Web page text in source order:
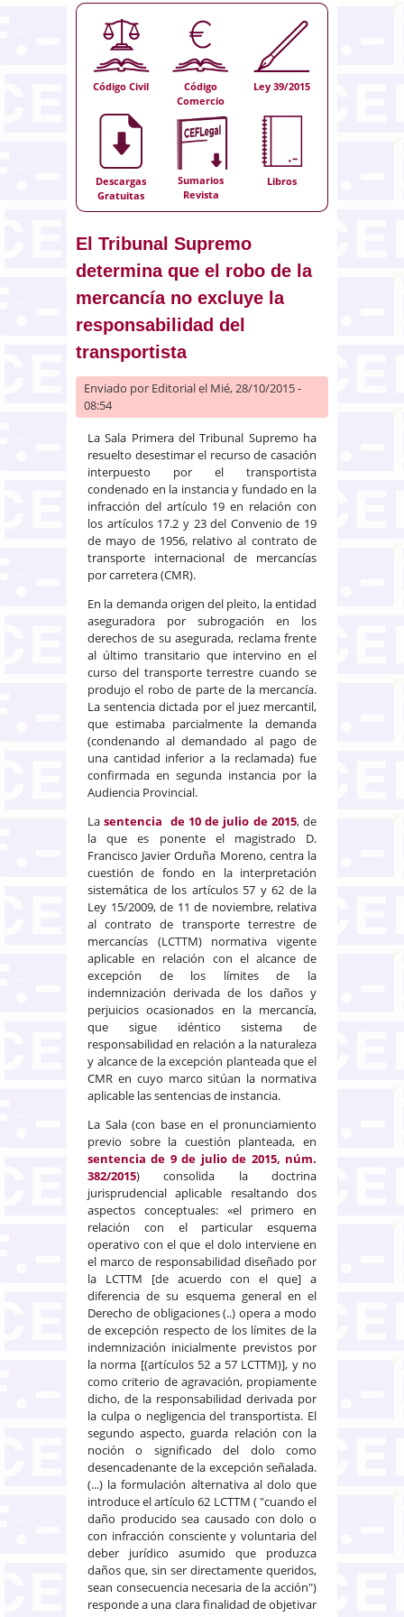
Código Civil
Código
Comercio
Ley 39/2015
Descargas
Gratuitas
Sumarios
Revista
Libros
El Tribunal Supremo
determina que el robo de la
mercancía no excluye la
responsabilidad del
transportista
Enviado por Editorialel Mié, 28/10/2015 -
08:54
La Sala Primera del Tribunal Supremo ha
resuelto desestimar el recurso de casación
interpuesto por el transportista
condenado en la instancia y fundado en la
infracción del artículo 19 en relación con
los artículos 17.2 y 23 del Convenio de 19
de mayo de 1956, relativo al contrato de
transporte internacional de mercancías
por carretera (CMR).
En la demanda origen del pleito, la entidad
aseguradora por subrogación en los
derechos de su asegurada, reclama frente
al último transitario que intervino en el
curso del transporte terrestre cuando se
produjo el robo de parte de la mercancía.
La sentencia dictada por el juez mercantil,
que estimaba parcialmente la demanda
(condenando al demandado al pago de
una cantidad inferior a la reclamada) fue
confirmada en segunda instancia por la
Audiencia Provincial.
Lasentencia de 10 de julio de 2015, de
la que es ponente el magistrado D.
Francisco Javier Orduña Moreno, centra la
cuestión de fondo en la interpretación
sistemática de los artículos 57 y 62 de la
Ley 15/2009, de 11 de noviembre, relativa
al contrato de transporte terrestre de
mercancías (LCTTM) normativa vigente
aplicable en relación con el alcance de
excepción de los límites de la
indemnización derivada de los daños y
perjuicios ocasionados en la mercancía,
que sigue idéntico sistema de
responsabilidad en relación a la naturaleza
y alcance de la excepción planteada que el
CMR en cuyo marco sitúan la normativa
aplicable las sentencias de instancia.
La Sala (con base en el pronunciamiento
previo sobre la cuestión planteada, en
sentencia de 9 de julio de 2015, núm.
382/2015) consolida la doctrina
jurisprudencial aplicable resaltando dos
aspectos conceptuales: «el primero en
relación con el particular esquema
operativo con el que el dolo interviene en
el marco de responsabilidad diseñado por
la LCTTM [de acuerdo con el que] a
diferencia de su esquema general en el
Derecho de obligaciones (..) opera a modo
de excepción respecto de los límites de la
indemnización inicialmente previstos por
la norma [(artículos 52 a 57 LCTTM)], y no
como criterio de agravación, propiamente
dicho, de la responsabilidad derivada por
la culpa o negligencia del transportista. El
segundo aspecto, guarda relación con la
noción o significado del dolo como
desencadenante de la excepción señalada.
(...) la formulación alternativa al dolo que
introduce el artículo 62 LCTTM ( "cuando el
daño producido sea causado con dolo o
con infracción consciente y voluntaria del
deber jurídico asumido que produzca
daños que, sin ser directamente queridos,
sean consecuencia necesaria de la acción")
responde a una clara finalidad de objetivar